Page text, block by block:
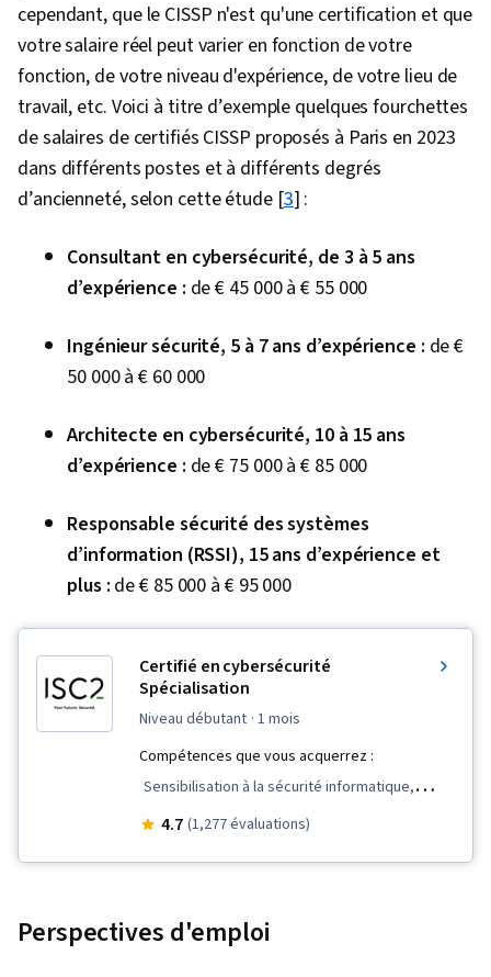
cependant, que le CISSP n'est qu'une certification et que
votre salaire réel peut varier en fonction de votre
fonction, de votre niveau d'expérience, de votre lieu de
travail, etc. Voici à titre d’exemple quelques fourchettes
de salaires de certifiés CISSP proposés à Paris en 2023
dans différents postes et à différents degrés
d’ancienneté, selon cette étude [3] :
Consultant en cybersécurité, de 3 à 5 ans
d’expérience : de € 45 000 à € 55 000
Ingénieur sécurité, 5 à 7 ans d’expérience : de €
50 000 à € 60 000
Architecte en cybersécurité, 10 à 15 ans
d’expérience : de € 75 000 à € 85 000
Responsable sécurité des systèmes
d’information (RSSI), 15 ans d’expérience et
plus : de € 85 000 à € 95 000
Certifié en cybersécurité
Spécialisation
niveau débutant · 1 mois
Compétences que vous acquerrez :
Sensibilisation à la sécurité informatique,
Gestion des incidents de sécurité informatique,
de l'information, Gestion de la configuration,
4.7 (1,277 évaluations)
Perspectives d'emploi